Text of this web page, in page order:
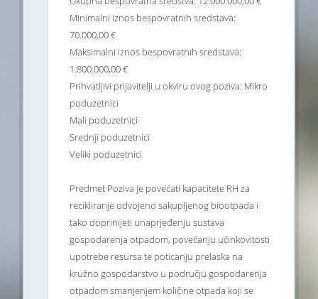
Minimalni iznos bespovratnih sredstava:
70.000,00 €
Maksimalni iznos bespovratnih sredstava:
1.800.000,00 €
Prihvatljivi prijavitelji u okviru ovog poziva: Mikro
poduzetnici
Mali poduzetnici
Srednji poduzetnici
Veliki poduzetnici
Predmet Poziva je povećati kapacitete RH za
recikliranje odvojeno sakupljenog biootpada i
tako doprinijeti unaprjeđenju sustava
gospodarenja otpadom, povećanju učinkovitosti
upotrebe resursa te poticanju prelaska na
kružno gospodarstvo u području gospodarenja
otpadom smanjenjem količine otpada koji se